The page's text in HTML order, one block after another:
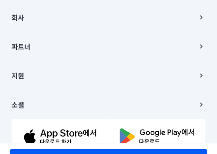
00019 |
주소 | 본사: 서울특별시 종로구 율곡로 6(중학동, 트윈트리빌딩) B동 5층
컨택센터 : 서울특별시 종로구 수송동 율곡로 24, 7층, 8층 미소
상품, 상품정보, 거래에 관한 의무와 책임은 거래당사자에게 있습니다.
언론 보도 관련 문의:
© 유한회사 미소. Miso, Inc. All Rights Reserved.
회사
채용
파트너
이사
지원
이용약관
문의하기
소셜
유튜브